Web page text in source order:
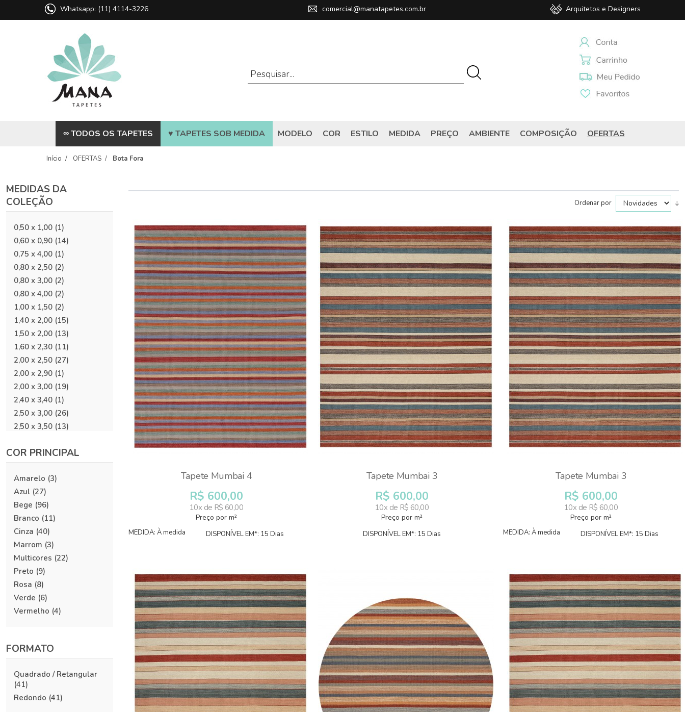
Whatsapp: (11) 4114-3226 comercial@manatapetes.com.br Arquitetos e Designers
∞ TODOS OS TAPETES ♥ TAPETES SOB MEDIDA MODELO COR ESTILO MEDIDA PREÇO AMBIENTE COMPOSIÇÃO OFERTAS
Início / OFERTAS / Bota Fora
Ordenar por
Tapete Mumbai 4
R$ 600,00
10x de R$ 60,00
Preço por m²
MEDIDA: À medida DISPONÍVEL EM*: 15 Dias
Tapete Mumbai 3
R$ 600,00
10x de R$ 60,00
Preço por m²
DISPONÍVEL EM*: 15 Dias
Tapete Mumbai 3
R$ 600,00
10x de R$ 60,00
Preço por m²
MEDIDA: À medida DISPONÍVEL EM*: 15 Dias
MEDIDAS DA
COLEÇÃO
0,50 x 1,00 (1)
0,60 x 0,90 (14)
0,75 x 4,00 (1)
0,80 x 2,50 (2)
0,80 x 3,00 (2)
0,80 x 4,00 (2)
1,00 x 1,50 (2)
1,40 x 2,00 (15)
1,50 x 2,00 (13)
1,60 x 2,30 (11)
2,00 x 2,50 (27)
2,00 x 2,90 (1)
2,00 x 3,00 (19)
2,40 x 3,40 (1)
2,50 x 3,00 (26)
2,50 x 3,50 (13)
3,00 x 5,00(3)
4,00 x 6,00(2)
À medida
COR PRINCIPAL
Amarelo (3)
Azul (27)
Bege (96)
Branco (11)
Cinza (40)
Marrom (3)
Multicores (22)
Preto (9)
Rosa (8)
Verde (6)
Vermelho (4)
FORMATO
Quadrado / Retangular
(41)
Redondo (41)